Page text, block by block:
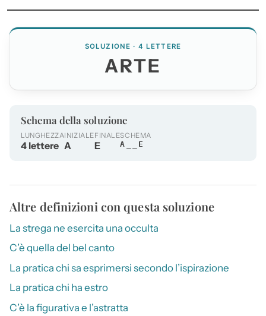
SOLUZIONE · 4 LETTERE
ARTE
Schema della soluzione
LUNGHEZZA
4 lettere
INIZIALE
A
FINALE
E
SCHEMA
A__E
Altre definizioni con questa soluzione
La strega ne esercita una occulta
C’è quella del bel canto
La pratica chi sa esprimersi secondo l’ispirazione
La pratica chi ha estro
C’è la figurativa e l’astratta